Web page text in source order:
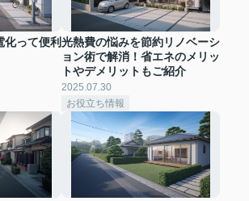
化って便利光熱費の悩みを節約リノベーシ
ョン術で解消！省エネのメリッ
トやデメリットもご紹介
2025.07.30
お役立ち情報